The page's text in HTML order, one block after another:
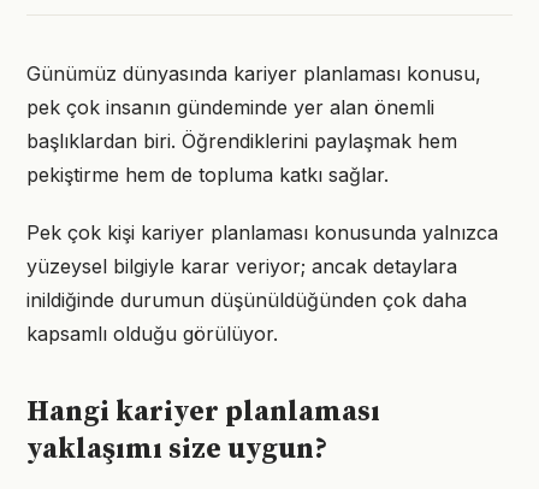
Günümüz dünyasında kariyer planlaması konusu,
pek çok insanın gündeminde yer alan önemli
başlıklardan biri. Öğrendiklerini paylaşmak hem
pekiştirme hem de topluma katkı sağlar.
Pek çok kişi kariyer planlaması konusunda yalnızca
yüzeysel bilgiyle karar veriyor; ancak detaylara
inildiğinde durumun düşünüldüğünden çok daha
kapsamlı olduğu görülüyor.
Hangi kariyer planlaması
yaklaşımı size uygun?